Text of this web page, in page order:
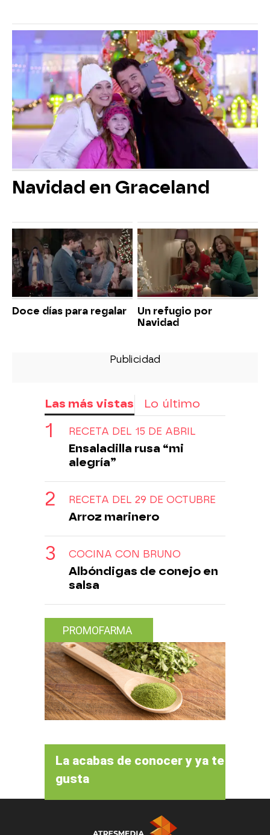
Navidad en Graceland
Doce días para regalar
Un refugio por
Navidad
Las más vistas Lo último
RECETA DEL 15 DE ABRIL
Ensaladilla rusa “mi
alegría”
RECETA DEL 29 DE OCTUBRE
Arroz marinero
COCINA CON BRUNO
Albóndigas de conejo en
salsa
PROMOFARMA
La acabas de conocer y ya te
gusta